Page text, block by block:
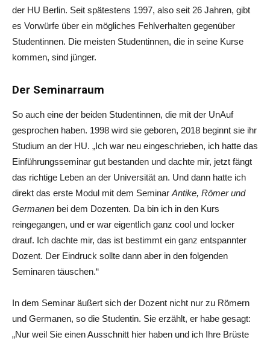
der HU Berlin. Seit spätestens 1997, also seit 26 Jahren, gibt
es Vorwürfe über ein mögliches Fehlverhalten gegenüber
Studentinnen. Die meisten Studentinnen, die in seine Kurse
kommen, sind jünger.
Der Seminarraum
So auch eine der beiden Studentinnen, die mit der UnAuf
gesprochen haben. 1998 wird sie geboren, 2018 beginnt sie ihr
Studium an der HU. „Ich war neu eingeschrieben, ich hatte das
Einführungsseminar gut bestanden und dachte mir, jetzt fängt
das richtige Leben an der Universität an. Und dann hatte ich
direkt das erste Modul mit dem Seminar Antike, Römer und
Germanen bei dem Dozenten. Da bin ich in den Kurs
reingegangen, und er war eigentlich ganz cool und locker
drauf. Ich dachte mir, das ist bestimmt ein ganz entspannter
Dozent. Der Eindruck sollte dann aber in den folgenden
Seminaren täuschen.“
In dem Seminar äußert sich der Dozent nicht nur zu Römern
und Germanen, so die Studentin. Sie erzählt, er habe gesagt:
„Nur weil Sie einen Ausschnitt hier haben und ich Ihre Brüste